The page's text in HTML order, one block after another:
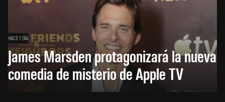
HACE 1 DÍA
James Marsden protagonizará la nueva
comedia de misterio de Apple TV